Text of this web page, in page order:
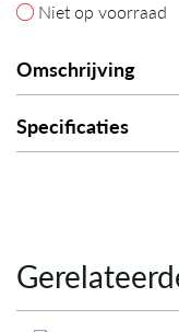
structuur van de
babypop vervolgens
richting worden
volwassene worden
(meegeleverd).
Niet op voorraad
Niet op voorraad
Omschrijving
Specificaties